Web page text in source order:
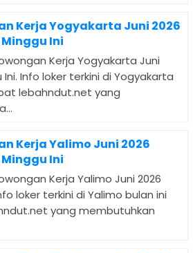
Kerja Yogyakarta Juni 2026
Ini
Kerja Yogyakarta Juni
Ini. Info loker terkini di Yogyakarta
lebahndut.net yang
Kerja Yalimo Juni 2026
Ini
Kerja Yalimo Juni 2026
loker terkini di Yalimo bulan ini
yang membutuhkan